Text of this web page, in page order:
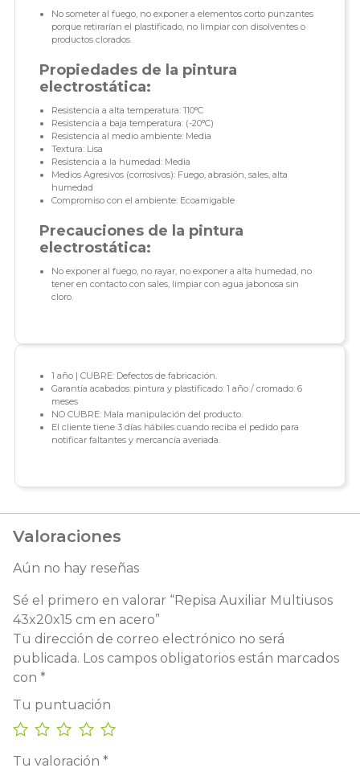
No someter al fuego, no exponer a elementos corto punzantes
porque retirarían el plastificado, no limpiar con disolventes o
productos clorados.
Propiedades de la pintura
electrostática:
Resistencia a alta temperatura: 110°C
Resistencia a baja temperatura: (-20°C)
Resistencia al medio ambiente: Media
Textura: Lisa
Resistencia a la humedad: Media
Medios Agresivos (corrosivos): Fuego, abrasión, sales, alta
humedad
Compromiso con el ambiente: Ecoamigable
Precauciones de la pintura
electrostática:
No exponer al fuego, no rayar, no exponer a alta humedad, no
tener en contacto con sales, limpiar con agua jabonosa sin
cloro.
1 año | CUBRE: Defectos de fabricación.
Garantía acabados: pintura y plastificado: 1 año / cromado: 6
meses
NO CUBRE: Mala manipulación del producto.
El cliente tiene 3 días hábiles cuando reciba el pedido para
notificar faltantes y mercancía averiada.
Valoraciones
Aún no hay reseñas
Sé el primero en valorar “Repisa Auxiliar Multiusos
43x20x15 cm en acero”
Tu dirección de correo electrónico no será
publicada. Los campos obligatorios están marcados
con *
Tu puntuación
Tu valoración *